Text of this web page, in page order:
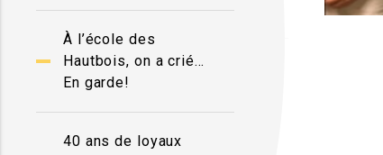
À l’école des
Hautbois, on a crié…
En garde!
40 ans de loyaux